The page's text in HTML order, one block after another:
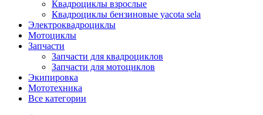
Квадроциклы взрослые
Квадроциклы бензиновые yacota sela
Электроквадроциклы
Мотоциклы
Запчасти
Запчасти для квадроциклов
Запчасти для мотоциклов
Экипировка
Мототехника
Все категории